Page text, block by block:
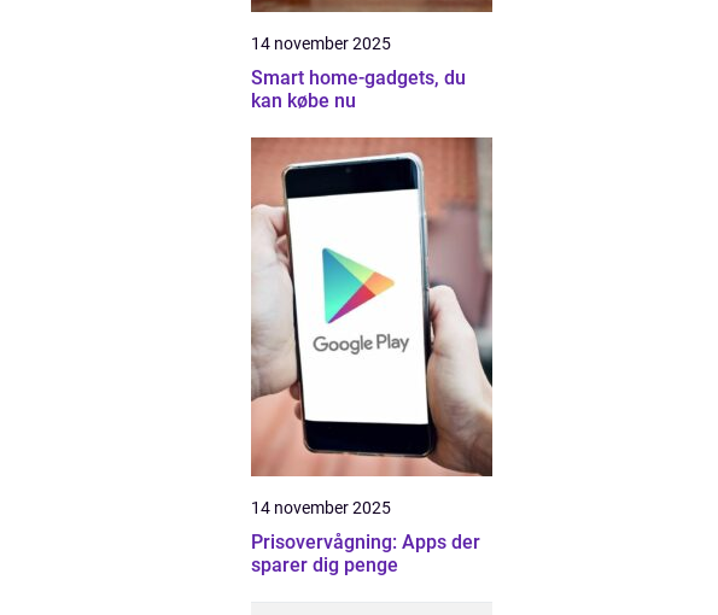
14 november 2025
Smart home-gadgets, du
kan købe nu
14 november 2025
Prisovervågning: Apps der
sparer dig penge